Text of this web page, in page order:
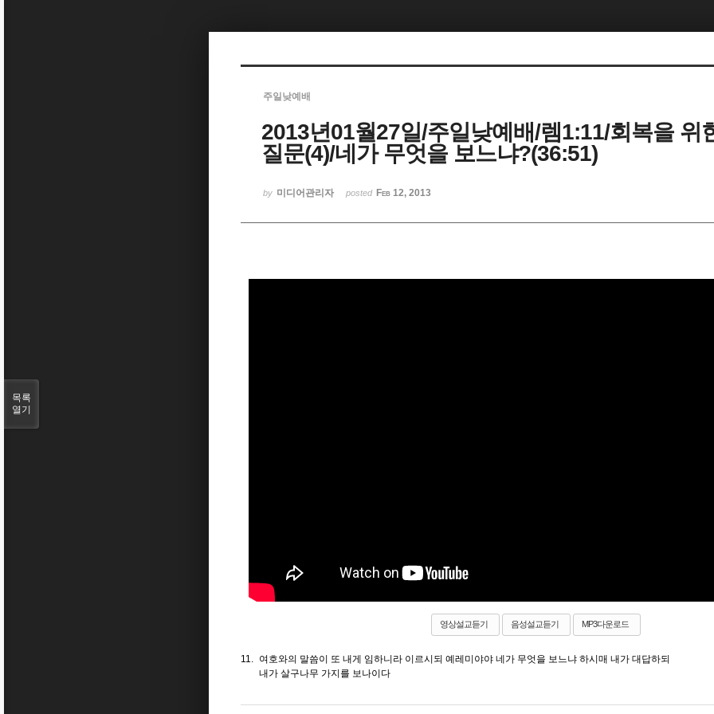
주일낮예배
2013년01월27일/주일낮예배/렘1:11/회복을 위
질문(4)/네가 무엇을 보느냐?(36:51)
by 미디어관리자 posted Feb 12, 2013
영상설교듣기 음성설교듣기 MP3다운로드
11. 여호와의 말씀이 또 내게 임하니라 이르시되 예레미야야 네가 무엇을 보느냐 하시매 내가 대답하되
내가 살구나무 가지를 보나이다
목록
열기
Sketchbook5, 스케치북5
Sketchbook5, 스케치북5